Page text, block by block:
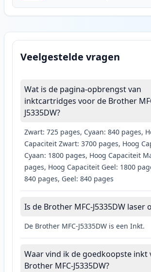
Veelgestelde vragen
Wat is de pagina-opbrengst van
inktcartridges voor de Brother
J5335DW?
Zwart: 725 pages, Cyaan: 840 pages,
Capaciteit Zwart: 3700 pages, Hoog
Cyaan: 1800 pages, Hoog Capaciteit
pages, Hoog Capaciteit Geel: 1800
840 pages, Geel: 840 pages
Is de Brother MFC-J5335DW laser
De Brother MFC-J5335DW is een Inkt.
Waar vind ik de goedkoopste inkt
Brother MFC-J5335DW?